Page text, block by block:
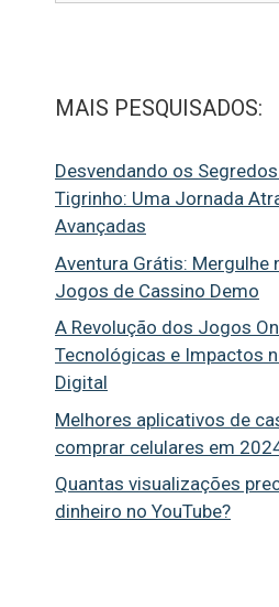
MAIS PESQUISADOS:
Desvendando os
Tigrinho: Uma Jornada
Avançadas
Aventura Grátis: Mergulhe
Jogos de Cassino Demo
A Revolução dos Jogos
Tecnológicas e Impactos
Digital
Melhores aplicativos de
comprar celulares em
Quantas visualizações
dinheiro no YouTube?